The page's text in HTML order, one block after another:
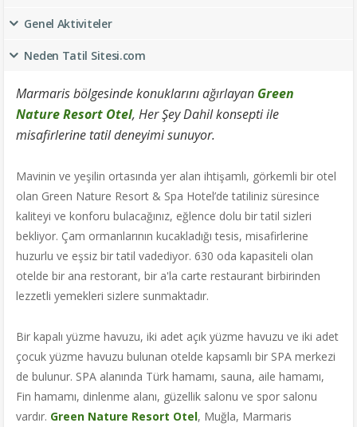
Genel Aktiviteler
Neden Tatil Sitesi.com
Marmaris bölgesinde konuklarını ağırlayan Green
Nature Resort Otel, Her Şey Dahil konsepti ile
misafirlerine tatil deneyimi sunuyor.
Mavinin ve yeşilin ortasında yer alan ihtişamlı, görkemli bir otel
olan Green Nature Resort & Spa Hotel’de tatiliniz süresince
kaliteyi ve konforu bulacağınız, eğlence dolu bir tatil sizleri
bekliyor. Çam ormanlarının kucakladığı tesis, misafirlerine
huzurlu ve eşsiz bir tatil vadediyor. 630 oda kapasiteli olan
otelde bir ana restorant, bir a'la carte restaurant birbirinden
lezzetli yemekleri sizlere sunmaktadır.
Bir kapalı yüzme havuzu, iki adet açık yüzme havuzu ve iki adet
çocuk yüzme havuzu bulunan otelde kapsamlı bir SPA merkezi
de bulunur. SPA alanında Türk hamamı, sauna, aile hamamı,
Fin hamamı, dinlenme alanı, güzellik salonu ve spor salonu
vardır. Green Nature Resort Otel, Muğla, Marmaris